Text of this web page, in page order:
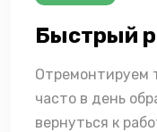
Быстрый
Отремонтируем
часто в день
вернуться к